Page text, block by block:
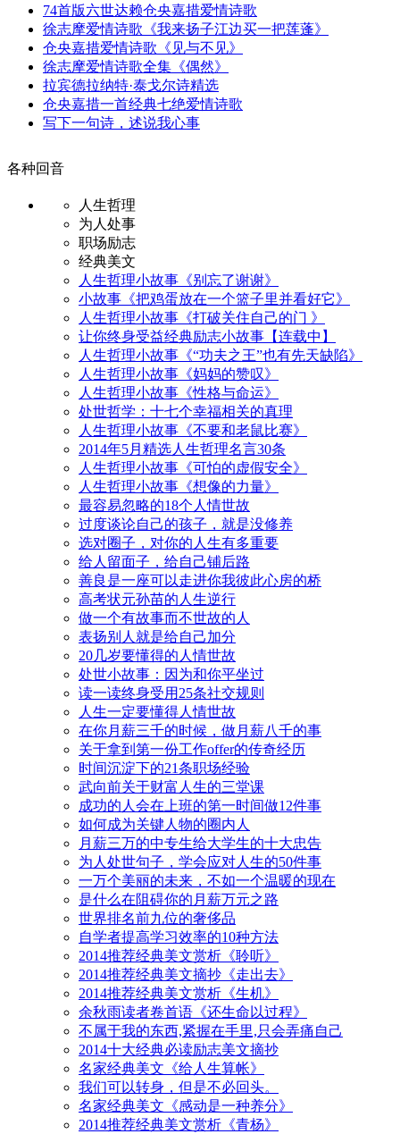
74首版六世达赖仓央嘉措爱情诗歌
徐志摩爱情诗歌《我来扬子江边买一把莲蓬》
仓央嘉措爱情诗歌《见与不见》
徐志摩爱情诗歌全集《偶然》
拉宾德拉纳特·泰戈尔诗精选
仓央嘉措一首经典七绝爱情诗歌
写下一句诗，述说我心事
各种回音
人生哲理
为人处事
职场励志
经典美文
人生哲理小故事《别忘了谢谢》
小故事《把鸡蛋放在一个篮子里并看好它》
人生哲理小故事《打破关住自己的门 》
让你终身受益经典励志小故事【连载中】
人生哲理小故事《“功夫之王”也有先天缺陷》
人生哲理小故事《妈妈的赞叹》
人生哲理小故事《性格与命运》
处世哲学：十七个幸福相关的真理
人生哲理小故事《不要和老鼠比赛》
2014年5月精选人生哲理名言30条
人生哲理小故事《可怕的虚假安全》
人生哲理小故事《想像的力量》
最容易忽略的18个人情世故
过度谈论自己的孩子，就是没修养
选对圈子，对你的人生有多重要
给人留面子，给自己铺后路
善良是一座可以走进你我彼此心房的桥
高考状元孙苗的人生逆行
做一个有故事而不世故的人
表扬别人就是给自己加分
20几岁要懂得的人情世故
处世小故事：因为和你平坐过
读一读终身受用25条社交规则
人生一定要懂得人情世故
在你月薪三千的时候，做月薪八千的事
关于拿到第一份工作offer的传奇经历
时间沉淀下的21条职场经验
武向前关于财富人生的三堂课
成功的人会在上班的第一时间做12件事
如何成为关键人物的圈内人
月薪三万的中专生给大学生的十大忠告
为人处世句子，学会应对人生的50件事
一万个美丽的未来，不如一个温暖的现在
是什么在阻碍你的月薪万元之路
世界排名前九位的奢侈品
自学者提高学习效率的10种方法
2014推荐经典美文赏析《聆听》
2014推荐经典美文摘抄《走出去》
2014推荐经典美文赏析《生机》
余秋雨读者卷首语《还生命以过程》
不属于我的东西,紧握在手里,只会弄痛自己
2014十大经典必读励志美文摘抄
名家经典美文《给人生算帐》
我们可以转身，但是不必回头。
名家经典美文《感动是一种养分》
2014推荐经典美文赏析《青杨》